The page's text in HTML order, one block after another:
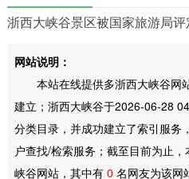
浙西大峡谷景区被国家旅游局
网站说明：
本站在线提供多浙西大峡谷网
建立；浙西大峡谷于2026-06-28
分类目录，并成功建立了索引服务
户查找/检索服务；截至目前为止，
峡谷网站，其中有 0 名网友为该网